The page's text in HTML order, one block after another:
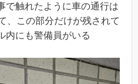
で触れたように車の通行は
、この部分だけが残されて
内にも警備員がいる